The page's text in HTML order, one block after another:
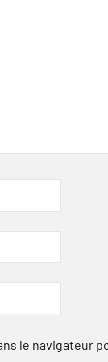
le navigateur